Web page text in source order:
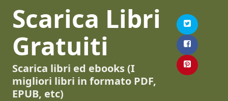
Scarica Libri
Gratuiti
Scarica libri ed ebooks (I
migliori libri in formato PDF,
EPUB, etc)